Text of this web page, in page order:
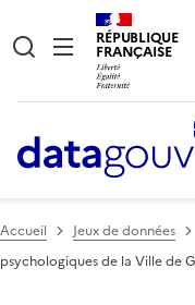
RÉPUBLIQUE
FRANÇAISE
Accueil Jeux de données
psychologiques de la Ville de